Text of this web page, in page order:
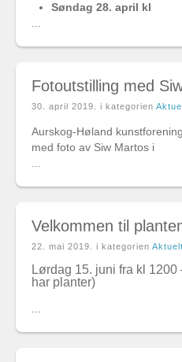
Søndag 28. april kl
...
Fotoutstilling med
30. april 2019. i kategorien
Aurskog-Høland
med foto av Siw Martos i
...
Velkommen til
22. mai 2019. i kategorien Aktuelt
Lørdag 15. juni fra kl
har planter)
...